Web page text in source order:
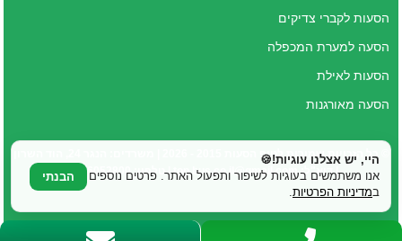
הסעות לקברי צדיקים
הסעה למערת המכפלה
הסעות לאילת
הסעה מאורגנות
| דוא"ל: top.bus.co.il@gmail.com | טלפון: 077-6052800
היי, יש אצלנו עוגיות!🍪
אנו משתמשים בעוגיות לשיפור ותפעול האתר. פרטים נוספים
במדיניות הפרטיות.
הבנתי